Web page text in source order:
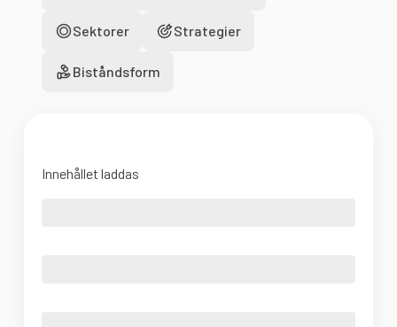
Sektorer Strategier
Biståndsform
Innehållet laddas